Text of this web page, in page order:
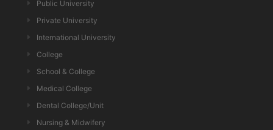
Public University
Private University
International University
College
School & College
Medical College
Dental College/Unit
Nursing & Midwifery